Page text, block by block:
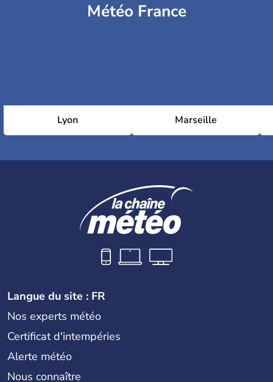
Météo France
Lyon Marseille
Langue du site : FR
Nos experts météo
Certificat d'intempéries
Alerte météo
Nous connaître